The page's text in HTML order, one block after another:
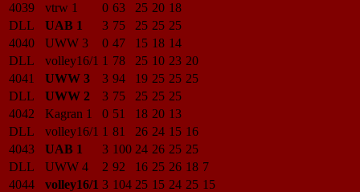
4039
vtrw 1 0 63 25 20 18
DLL
UAB 1 3 75 25 25 25
4040
UWW 3 0 47 15 18 14
DLL
volley16/1 1 78 25 10 23 20
4041
UWW 3 3 94 19 25 25 25
DLL
UWW 2 3 75 25 25 25
4042
Kagran 1 0 51 18 20 13
DLL
volley16/1 1 81 26 24 15 16
4043
UAB 1 3 100 24 26 25 25
DLL
UWW 4 2 92 16 25 26 18 7
4044
volley16/1 3 104 25 15 24 25 15